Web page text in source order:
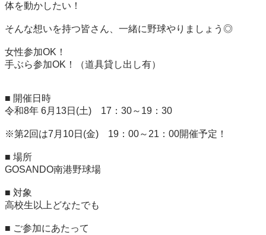
体を動かしたい！
そんな想いを持つ皆さん、一緒に野球やりましょう◎
女性参加OK！
手ぶら参加OK！（道具貸し出し有）
■ 開催日時
令和8年 6月13日(土)　17：30～19：30
※第2回は7月10日(金)　19：00～21：00開催予定！
■ 場所
GOSANDO南港野球場
■ 対象
高校生以上どなたでも
■ ご参加にあたって